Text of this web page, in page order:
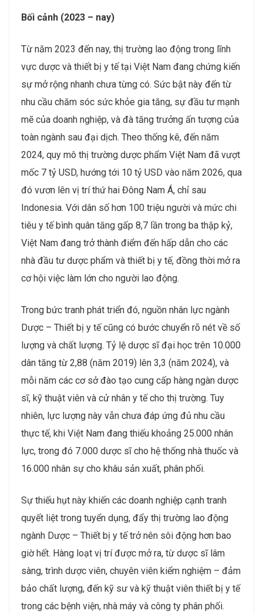
Bối cảnh (2023 – nay)
Từ năm 2023 đến nay, thị trường lao động trong lĩnh
vực dược và thiết bị y tế tại Việt Nam đang chứng kiến
sự mở rộng nhanh chưa từng có. Sức bật này đến từ
nhu cầu chăm sóc sức khỏe gia tăng, sự đầu tư mạnh
mẽ của doanh nghiệp, và đà tăng trưởng ấn tượng của
toàn ngành sau đại dịch. Theo thống kê, đến năm
2024, quy mô thị trường dược phẩm Việt Nam đã vượt
mốc 7 tỷ USD, hướng tới 10 tỷ USD vào năm 2026, qua
đó vươn lên vị trí thứ hai Đông Nam Á, chỉ sau
Indonesia. Với dân số hơn 100 triệu người và mức chi
tiêu y tế bình quân tăng gấp 8,7 lần trong ba thập kỷ,
Việt Nam đang trở thành điểm đến hấp dẫn cho các
nhà đầu tư dược phẩm và thiết bị y tế, đồng thời mở ra
cơ hội việc làm lớn cho người lao động.
Trong bức tranh phát triển đó, nguồn nhân lực ngành
Dược – Thiết bị y tế cũng có bước chuyển rõ nét về số
lượng và chất lượng. Tỷ lệ dược sĩ đại học trên 10.000
dân tăng từ 2,88 (năm 2019) lên 3,3 (năm 2024), và
mỗi năm các cơ sở đào tạo cung cấp hàng ngàn dược
sĩ, kỹ thuật viên và cử nhân y tế cho thị trường. Tuy
nhiên, lực lượng này vẫn chưa đáp ứng đủ nhu cầu
thực tế, khi Việt Nam đang thiếu khoảng 25.000 nhân
lực, trong đó 7.000 dược sĩ cho hệ thống nhà thuốc và
16.000 nhân sự cho khâu sản xuất, phân phối.
Sự thiếu hụt này khiến các doanh nghiệp cạnh tranh
quyết liệt trong tuyển dụng, đẩy thị trường lao động
ngành Dược – Thiết bị y tế trở nên sôi động hơn bao
giờ hết. Hàng loạt vị trí được mở ra, từ dược sĩ lâm
sàng, trình dược viên, chuyên viên kiểm nghiệm – đảm
bảo chất lượng, đến kỹ sư và kỹ thuật viên thiết bị y tế
trong các bệnh viện, nhà máy và công ty phân phối.